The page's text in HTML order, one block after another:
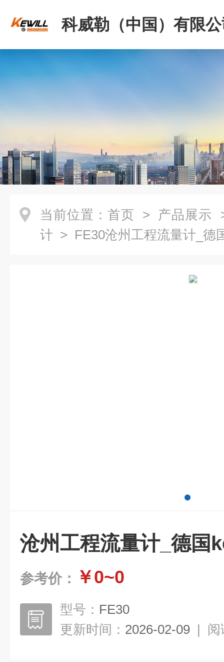
科威勒（中国）有限
当前位置： 首页 > 产品展示
计 > FE30沧州工程流量计_德
沧州工程流量计_德国
参考价： ￥0~0
型号： FE30
更新时间： 2026-02-09 | 阅